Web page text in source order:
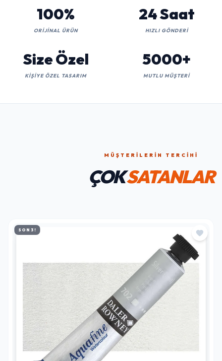
100%
ORIJINAL ÜRÜN
24 Saat
HIZLI GÖNDERI
Size Özel
KIŞIYE ÖZEL TASARIM
5000+
MUTLU MÜŞTERI
MÜŞTERILERIN TERCIHI
ÇOKSATANLAR
SON 3!